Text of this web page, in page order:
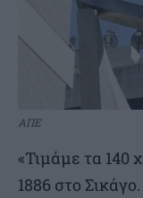
ΑΠΕ
«Τιμάμε τα 140
1886 στο